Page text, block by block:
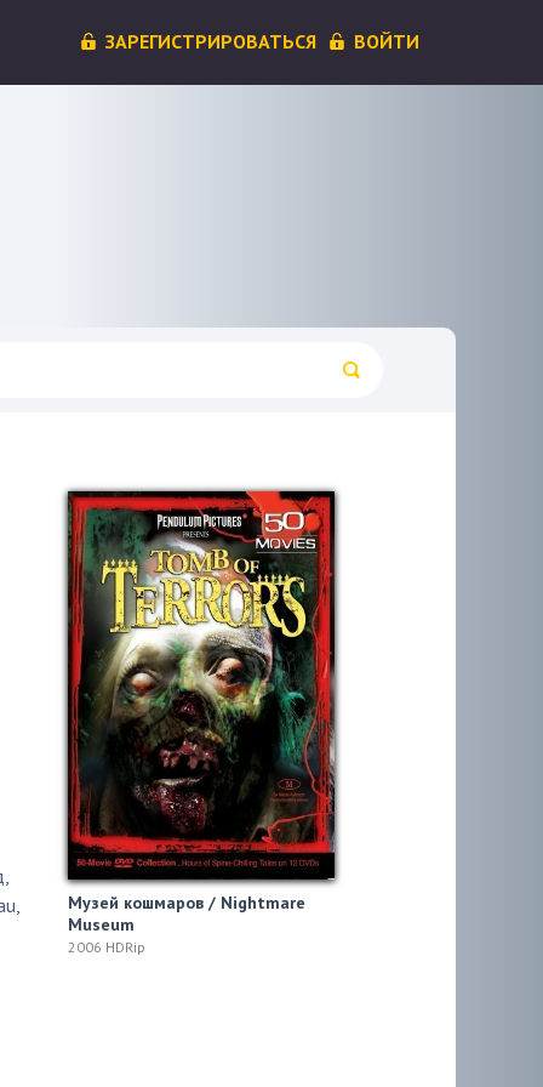
ЗАРЕГИСТРИРОВАТЬСЯ ВОЙТИ
,
,
Музей кошмаров / Nightmare
Museum
2006 HDRip